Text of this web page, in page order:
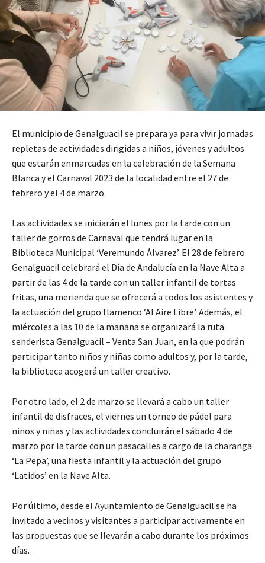
El municipio de Genalguacil se prepara ya para vivir jornadas
repletas de actividades dirigidas a niños, jóvenes y adultos
que estarán enmarcadas en la celebración de la Semana
Blanca y el Carnaval 2023 de la localidad entre el 27 de
febrero y el 4 de marzo.
Las actividades se iniciarán el lunes por la tarde con un
taller de gorros de Carnaval que tendrá lugar en la
Biblioteca Municipal ‘Veremundo Álvarez’. El 28 de febrero
Genalguacil celebrará el Día de Andalucía en la Nave Alta a
partir de las 4 de la tarde con un taller infantil de tortas
fritas, una merienda que se ofrecerá a todos los asistentes y
la actuación del grupo flamenco ‘Al Aire Libre’. Además, el
miércoles a las 10 de la mañana se organizará la ruta
senderista Genalguacil – Venta San Juan, en la que podrán
participar tanto niños y niñas como adultos y, por la tarde,
la biblioteca acogerá un taller creativo.
Por otro lado, el 2 de marzo se llevará a cabo un taller
infantil de disfraces, el viernes un torneo de pádel para
niños y niñas y las actividades concluirán el sábado 4 de
marzo por la tarde con un pasacalles a cargo de la charanga
‘La Pepa’, una fiesta infantil y la actuación del grupo
‘Latidos’ en la Nave Alta.
Por último, desde el Ayuntamiento de Genalguacil se ha
invitado a vecinos y visitantes a participar activamente en
las propuestas que se llevarán a cabo durante los próximos
días.